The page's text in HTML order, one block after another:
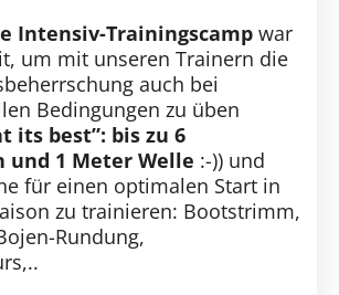
Intensiv-Trainingscampwar
um mit unseren Trainern die
auch bei
Bedingungen zu üben
its best”: bis zu 6
und 1 Meter Welle :-)) und
für einen optimalen Start in
zu trainieren: Bootstrimm,
Rundung,